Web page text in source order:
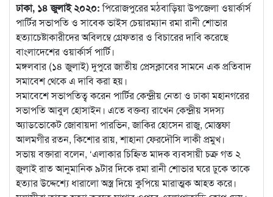
ঢাকা, ১৪ জুলাই ২০২০:পিরোজপুরের মঠবাড়িয়া উপজেলা ওয়ার্কার্স
পার্টির সভাপতি ও সাবেক ভাইস চেয়ারম্যান রমা রানী শোভার
হত্যাচেষ্টাকারীদের অবিলম্বে গ্রেফতার ও বিচারের দাবি করেছে
বাংলাদেশের ওয়ার্কার্স পার্টি।
মঙ্গলবার (১৪ জুলাই) দুপুরে জাতীয় প্রেসক্লাবের সামনে এক প্রতিবাদ
সমাবেশ থেকে এ দাবি করা হয়।
সমাবেশে সভাপতিত্ব করেন পার্টির কেন্দ্রীয় নেতা ও ঢাকা মহানগরের
সভাপতি আবুল হোসাইন। এতে বক্তব্য রাখেন কেন্দ্রীয় সদস্য
অ্যাডভোকেট জোবায়দা পারভিন, জাকির হোসেন রাজু, মোস্তফা
আলমগীর রতন, কিশোর রায়, শাহানা ফেরদৌসি লাকী প্রমুখ।
সভায় বক্তারা বলেন, ‘এলাকার চিহ্নিত মাদক ব্যবসায়ী চক্র গত ২
জুলাই রাত আনুমানিক ৯টার দিকে রমা রানী শোভার ঘরে ঢুকে তাকে
হত্যার উদ্দেশ্যে ধারালো অস্ত্র দিয়ে কুপিয়ে মারাত্মক আহত করে।